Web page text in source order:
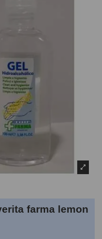
farma lemon